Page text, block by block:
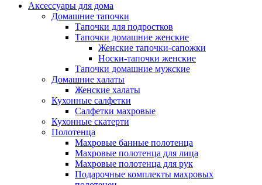
Аксессуары для дома
Домашние тапочки
Тапочки для подростков
Тапочки домашние женские
Женские тапочки-сапожки
Носки-тапочки женские
Тапочки домашние мужские
Домашние халаты
Женские халаты
Кухонные салфетки
Салфетки махровые
Кухонные скатерти
Полотенца
Махровые банные полотенца
Махровые полотенца для лица
Махровые полотенца для рук
Подарочные комплекты махровых